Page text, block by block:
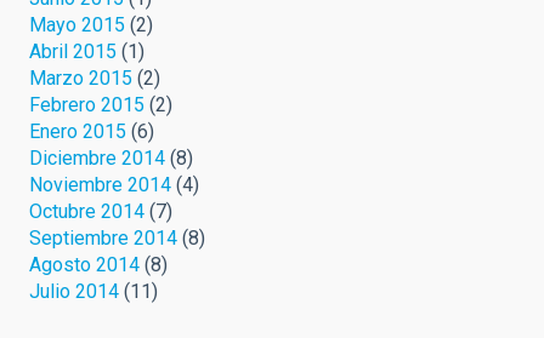
Mayo 2015 (2)
Abril 2015 (1)
Marzo 2015 (2)
Febrero 2015 (2)
Enero 2015 (6)
Diciembre 2014 (8)
Noviembre 2014 (4)
Octubre 2014 (7)
Septiembre 2014 (8)
Agosto 2014 (8)
Julio 2014 (11)